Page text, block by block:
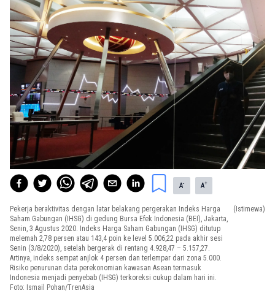
A- A+
Pekerja beraktivitas dengan latar belakang pergerakan Indeks Harga
Saham Gabungan (IHSG) di gedung Bursa Efek Indonesia (BEI), Jakarta,
Senin, 3 Agustus 2020. Indeks Harga Saham Gabungan (IHSG) ditutup
melemah 2,78 persen atau 143,4 poin ke level 5.006,22 pada akhir sesi
Senin (3/8/2020), setelah bergerak di rentang 4.928,47 – 5.157,27.
Artinya, indeks sempat anjlok 4 persen dan terlempar dari zona 5.000.
Risiko penurunan data perekonomian kawasan Asean termasuk
Indonesia menjadi penyebab (IHSG) terkoreksi cukup dalam hari ini.
Foto: Ismail Pohan/TrenAsia
(Istimewa)